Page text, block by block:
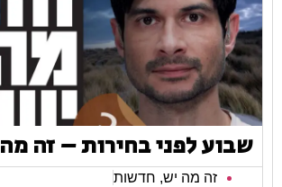
שבוע לפני בחירות – זה
זה מה יש, חדשות